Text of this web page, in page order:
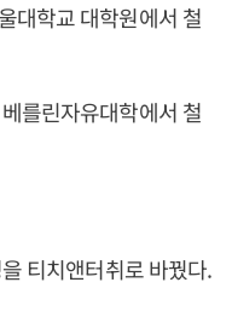
대학교 대학원에서 철
를린자유대학에서 철
티치앤터취로 바꿨다.